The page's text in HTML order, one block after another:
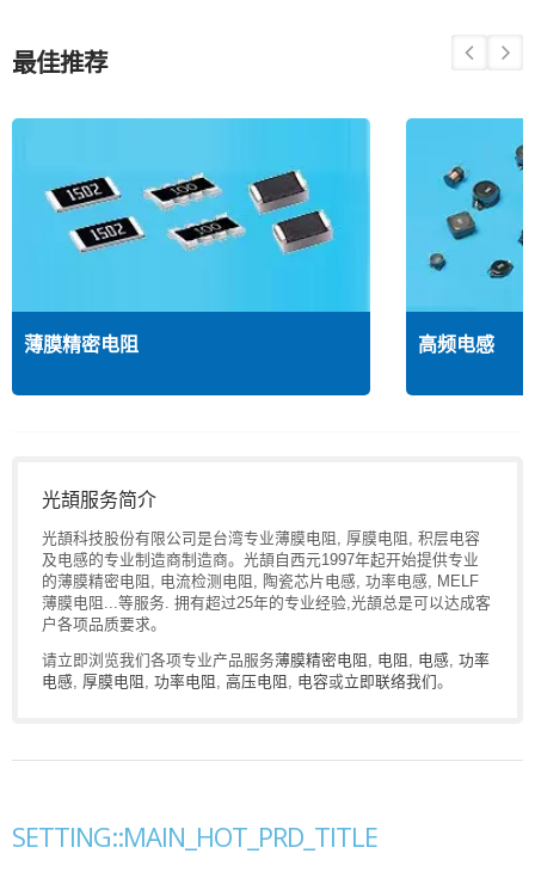
最佳推荐
薄膜精密电阻 高频电感
光頡服务简介
光頡科技股份有限公司是台湾专业薄膜电阻, 厚膜电阻, 积层电容
及电感的专业制造商制造商。光頡自西元1997年起开始提供专业
的薄膜精密电阻, 电流检测电阻, 陶瓷芯片电感, 功率电感, MELF
薄膜电阻...等服务. 拥有超过25年的专业经验,光頡总是可以达成客
户各项品质要求。
请立即浏览我们各项专业产品服务薄膜精密电阻 电阻 电感 功率
电感
厚膜电阻 功率电阻 高压电阻 电容或立即联络我们。
SETTING::MAIN_HOT_PRD_TITLE